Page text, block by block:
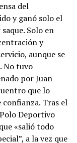
del
y ganó solo el
Solo en
y
aunque se
No tuvo
por Juan
que lo
Tras el
Deportivo
«salió todo
a la vez que